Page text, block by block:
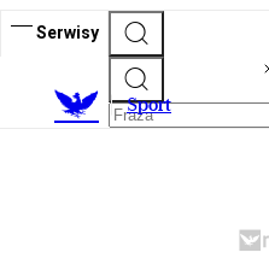
Serwisy
Sport